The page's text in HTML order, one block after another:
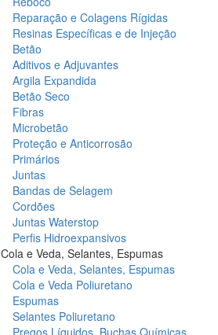
Reparação e Colagens Rígidas
Resinas Específicas e de Injeção
Betão
Aditivos e Adjuvantes
Argila Expandida
Betão Seco
Fibras
Microbetão
Proteção e Anticorrosão
Primários
Juntas
Bandas de Selagem
Cordões
Juntas Waterstop
Perfis Hidroexpansivos
Cola e Veda, Selantes, Espumas
Cola e Veda, Selantes, Espumas
Cola e Veda Poliuretano
Espumas
Selantes Poliuretano
Pregos Líquidos, Buchas Químicas